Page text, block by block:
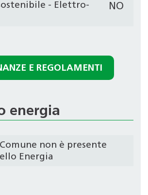
- Elettro-
NO
E REGOLAMENTI
energia
non è presente
Energia